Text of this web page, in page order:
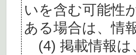
いを含む可能性
ある場合は、情
(4) 掲載情報は